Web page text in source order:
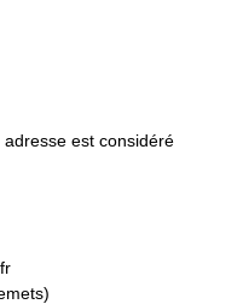
est considéré